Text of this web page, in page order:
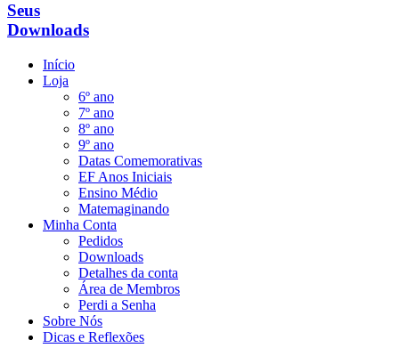
Seus
Downloads
Início
Loja
6º ano
7º ano
8º ano
9º ano
Datas Comemorativas
EF Anos Iniciais
Ensino Médio
Matemaginando
Minha Conta
Pedidos
Downloads
Detalhes da conta
Área de Membros
Perdi a Senha
Sobre Nós
Dicas e Reflexões